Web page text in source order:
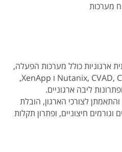
מערכות
ארגוניות כולל מערכות הפעלה,
פתרונות וירטואליזציה כגון Nutanix, CVAD, Citrix ו XenApp,
ליבה ארגוניים.
לצורכי הארגון, הובלת
חיצוניים, ופתרון תקלות